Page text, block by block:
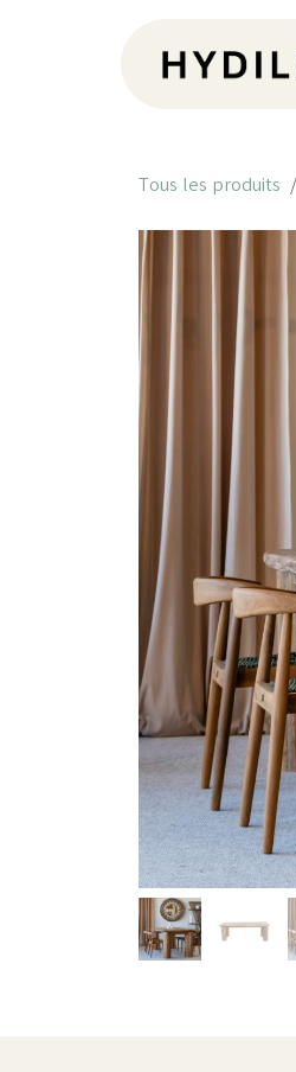
Tous les produits